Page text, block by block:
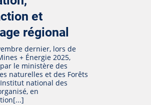
et
régional
dernier, lors de
+ Énergie 2025,
le ministère des
naturelles et des Forêts
national des
en